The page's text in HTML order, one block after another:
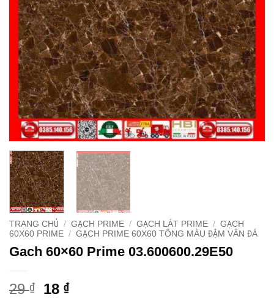
TRANG CHỦ / GẠCH PRIME / GẠCH LÁT PRIME / GẠCH
60X60 PRIME / GẠCH PRIME 60X60 TÔNG MÀU ĐẬM VÂN ĐÁ
Gach 60×60 Prime 03.600600.29E50
29₫
Original
18₫Current